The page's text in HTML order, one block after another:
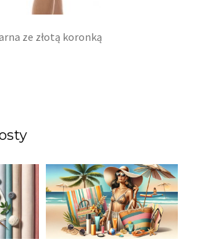
ze złotą koronką
LETNIA MODA
PLAŻOWA: STROJE